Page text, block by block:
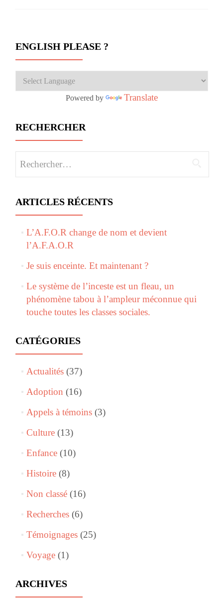
ENGLISH PLEASE ?
Powered by Translate
RECHERCHER
ARTICLES RÉCENTS
L’A.F.O.R change de nom et devient
l’A.F.A.O.R
Je suis enceinte. Et maintenant ?
Le système de l’inceste est un fleau, un
phénomène tabou à l’ampleur méconnue qui
touche toutes les classes sociales.
CATÉGORIES
Actualités(37)
Adoption (16)
Appels à témoins(3)
Culture(13)
Enfance(10)
Histoire(8)
Non classé(16)
Recherches(6)
Témoignages(25)
Voyage(1)
ARCHIVES